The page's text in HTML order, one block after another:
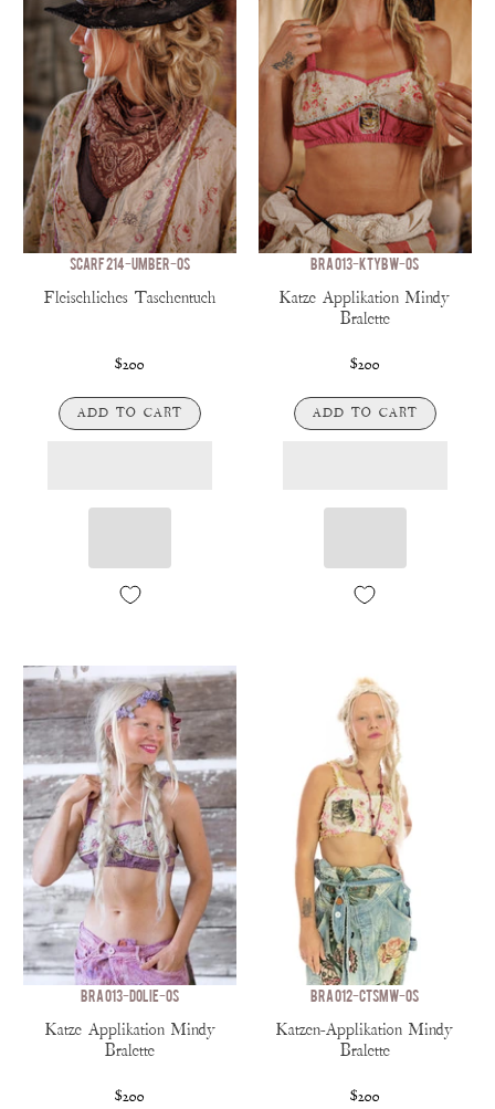
SCARF 214-UMBER-OS
Fleischliches Taschentuch
$200
ADD TO CART
BRA 013-KTYBW-OS
Katze Applikation Mindy
Bralette
$200
ADD TO CART
BRA 013-DOLIE-OS
Katze Applikation Mindy
Bralette
$200
BRA 012-CTSMW-OS
Katzen-Applikation Mindy
Bralette
$200